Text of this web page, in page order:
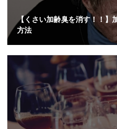
【くさい加齢臭を消す！！】
方法